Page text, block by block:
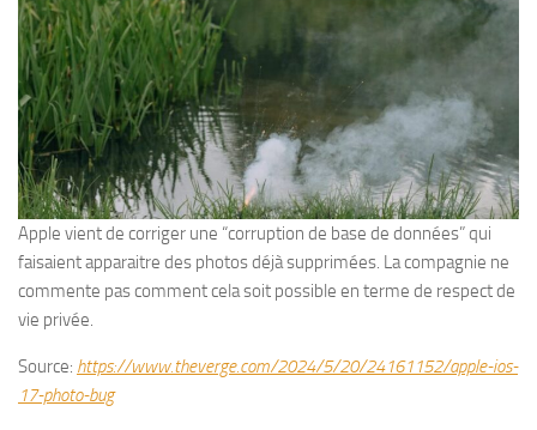
Apple vient de corriger une “corruption de base de données” qui
faisaient apparaitre des photos déjà supprimées. La compagnie ne
commente pas comment cela soit possible en terme de respect de
vie privée.
Source: https://www.theverge.com/2024/5/20/24161152/apple-ios-
17-photo-bug